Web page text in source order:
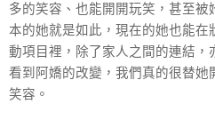
多的笑容、也能開開玩笑，甚至
本的她就是如此，現在的她也能在
動項目裡，除了家人之間的連結，
看到阿嬌的改變，我們真的很替她
笑容。